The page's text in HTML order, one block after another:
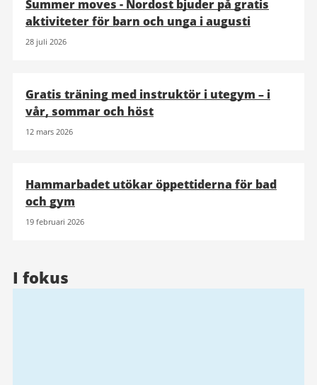
Summer moves - Nordost bjuder på gratis
aktiviteter för barn och unga i augusti
28 juli 2026
Gratis träning med instruktör i utegym – i
vår, sommar och höst
12 mars 2026
Hammarbadet utökar öppettiderna för bad
och gym
19 februari 2026
I fokus